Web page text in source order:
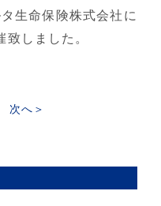
生命保険株式会社に
しました。
次へ＞